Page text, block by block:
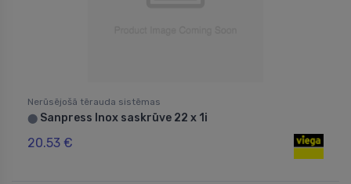
Nerūsējošā tērauda sistēmas
⬤ Sanpress Inox saskrūve 22 x 1i
20.53 €